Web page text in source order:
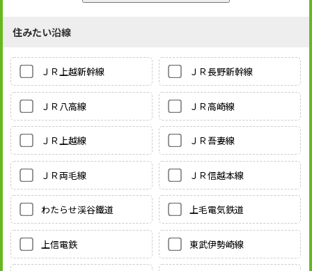
住みたい沿線
ＪＲ上越新幹線 ＪＲ長野新幹線
ＪＲ八高線 ＪＲ高崎線
ＪＲ上越線 ＪＲ吾妻線
ＪＲ両毛線 ＪＲ信越本線
わたらせ渓谷鐵道 上毛電気鉄道
上信電鉄 東武伊勢崎線